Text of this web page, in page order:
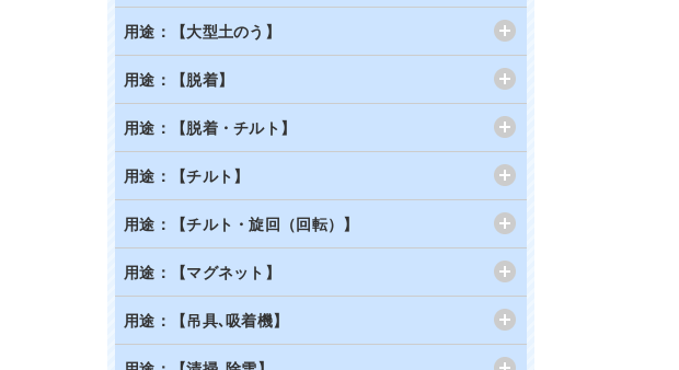
用途：【大型土のう】
用途：【脱着】
用途：【脱着・チルト】
用途：【チルト】
用途：【チルト・旋回（回転）】
用途：【マグネット】
用途：【吊具､吸着機】